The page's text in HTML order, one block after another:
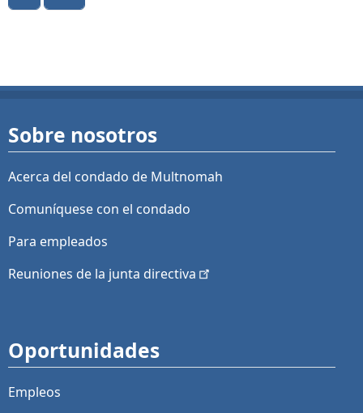
Sobre nosotros
Acerca del condado de Multnomah
Comuníquese con el condado
Para empleados
Reuniones de la junta directiva
Oportunidades
Empleos